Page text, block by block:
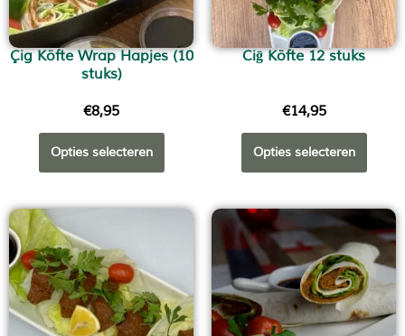
Çig Köfte Wrap Hapjes (10
stuks)
€8,95
Opties selecteren
Ciḡ Köfte 12 stuks
€14,95
Opties selecteren